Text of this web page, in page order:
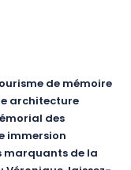
de mémoire
architecture
des
immersion
marquants de la